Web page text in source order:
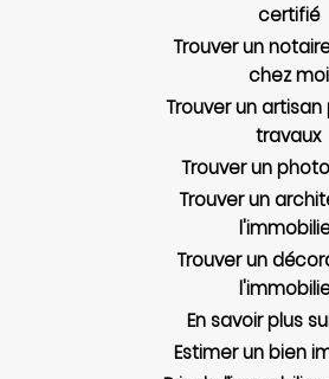
certifié
Trouver un
chez moi
Trouver un
travaux
Trouver un
Trouver un
Trouver un
En savoir plus
Estimer un bien